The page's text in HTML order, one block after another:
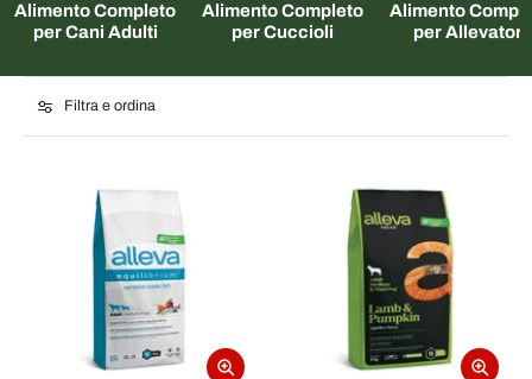
Alimento Completo
per Cani Adulti
Alimento Completo
per Cuccioli
Alimento
per Allevatori
Filtra e ordina